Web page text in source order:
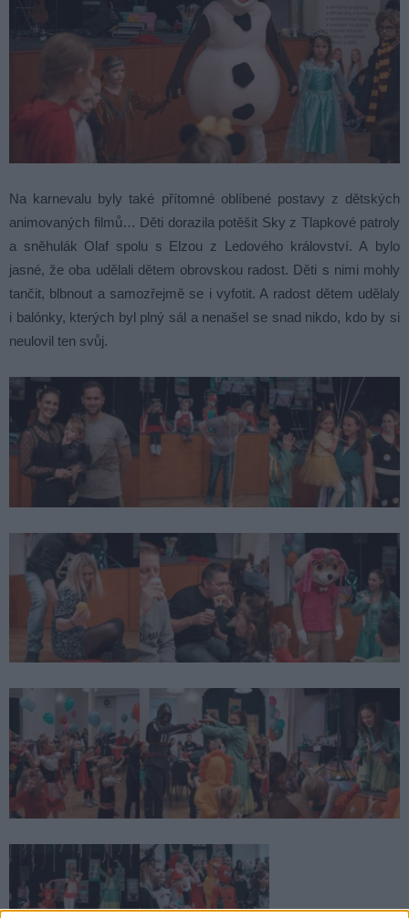
Na karnevalu byly také přítomné oblíbené postavy z dětských
animovaných filmů… Děti dorazila potěšit Sky z Tlapkové patroly
a sněhulák Olaf spolu s Elzou z Ledového království. A bylo
jasné, že oba udělali dětem obrovskou radost. Děti s nimi mohly
tančit, blbnout a samozřejmě se i vyfotit. A radost dětem udělaly
i balónky, kterých byl plný sál a nenašel se snad nikdo, kdo by si
neulovil ten svůj.